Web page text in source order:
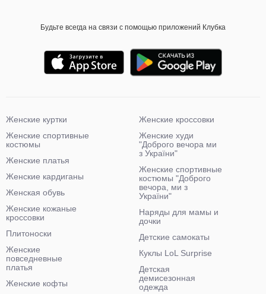
Будьте всегда на связи с помощью приложений Клубка
Женские куртки
Женские спортивные
костюмы
Женские платья
Женские кардиганы
Женская обувь
Женские кожаные
кроссовки
Плитоноски
Женские
повседневные
платья
Женские кофты
Женские кроссовки
Женские худи
"Доброго вечора ми
з України"
Женские спортивные
костюмы "Доброго
вечора, ми з
України"
Наряды для мамы и
дочки
Детские самокаты
Куклы LoL Surprise
Детская
демисезонная
одежда